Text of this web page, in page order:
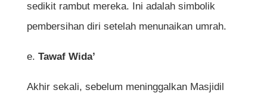
sedikit rambut mereka. Ini adalah simbolik
pembersihan diri setelah menunaikan umrah.
e. Tawaf Wida’
Akhir sekali, sebelum meninggalkan Masjidil